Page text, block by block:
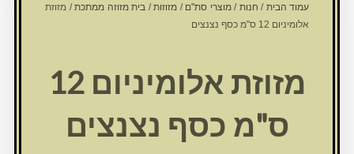
עמוד הבית/חנות/מוצרי סת"ם/מזוזות/בית מזוזה ממתכת/ מזוזת
אלומיניום 12 ס"מ כסף נצנצים
מזוזת אלומיניום 12
ס"מ כסף נצנצים